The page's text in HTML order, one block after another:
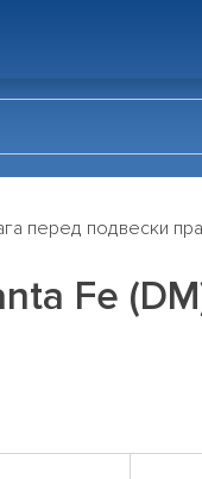
перед подвески
Fe